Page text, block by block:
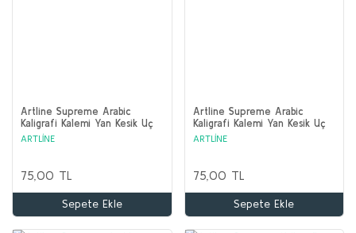
Artline Supreme Arabic
Kaligrafi Kalemi Yan Kesik Uç
1.0 mm Siyah
ARTLİNE
75,00 TL
Sepete Ekle
Artline Supreme Arabic
Kaligrafi Kalemi Yan Kesik Uç
2.0 mm Siyah
ARTLİNE
75,00 TL
Sepete Ekle